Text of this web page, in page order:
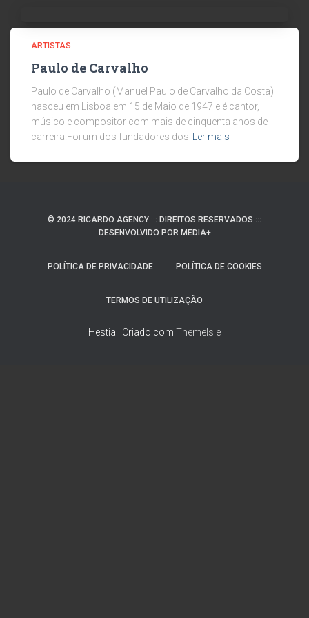
ARTISTAS
Paulo de Carvalho
Paulo de Carvalho (Manuel Paulo de Carvalho da Costa)
nasceu em Lisboa em 15 de Maio de 1947 e é cantor,
músico e compositor com mais de cinquenta anos de
carreira.Foi um dos fundadores dos
Ler mais
© 2024 RICARDO AGENCY ::: DIREITOS RESERVADOS :::
DESENVOLVIDO POR MEDIA+
POLÍTICA DE PRIVACIDADE POLÍTICA DE COOKIES
TERMOS DE UTILIZAÇÃO
Hestia | Criado com ThemeIsle